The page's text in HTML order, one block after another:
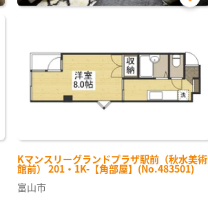
Kマンスリーグランドプラザ駅前（秋水美術
館前） 201・1K-【角部屋】(No.483501)
お気
富山市